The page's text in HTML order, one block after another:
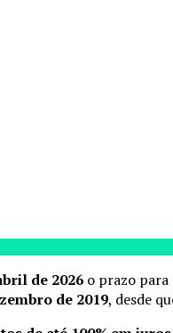
de 2026 o prazo para
de 2019, desde